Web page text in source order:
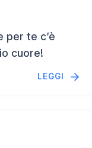
per te c’è
cuore!
LEGGI